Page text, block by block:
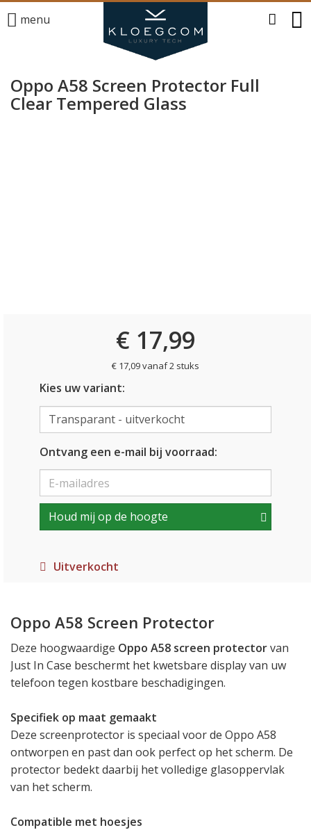
menu
Oppo A58 Screen Protector Full
Clear Tempered Glass
€ 17,99
€ 17,09 vanaf 2 stuks
Kies uw variant:
Ontvang een e-mail bij voorraad:
Houd mij op de hoogte
Uitverkocht
Oppo A58 Screen Protector
Deze hoogwaardige Oppo A58 screen protectorvan
Just In Case beschermt het kwetsbare display van uw
telefoon tegen kostbare beschadigingen.
Specifiek op maat gemaakt
Deze screenprotector is speciaal voor de Oppo A58
ontworpen en past dan ook perfect op het scherm. De
protector bedekt daarbij het volledige glasoppervlak
van het scherm.
Compatible met hoesjes